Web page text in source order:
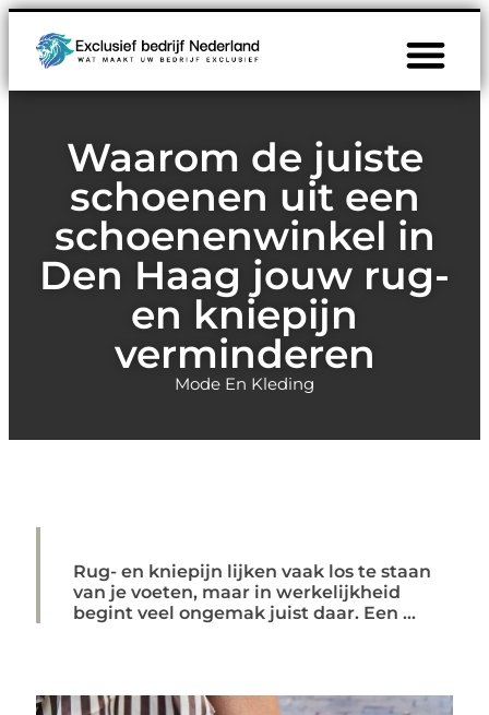
Waarom de juiste
schoenen uit een
schoenenwinkel in
Den Haag jouw rug-
en kniepijn
verminderen
Mode En Kleding
Rug- en kniepijn lijken vaak los te staan
van je voeten, maar in werkelijkheid
begint veel ongemak juist daar. Een ...